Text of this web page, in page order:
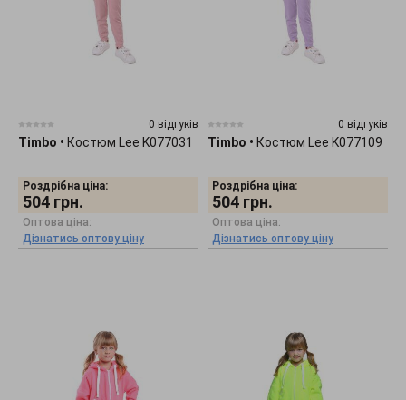
0 відгуків
Timbo • Костюм Lee K077031
Роздрібна ціна:
504 грн.
Оптова ціна:
Дізнатись оптову ціну
0 відгуків
Timbo • Костюм Lee K077109
Роздрібна ціна:
504 грн.
Оптова ціна:
Дізнатись оптову ціну